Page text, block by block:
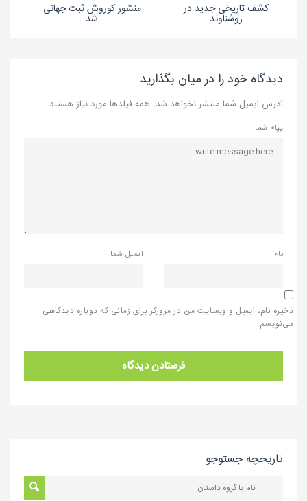
منشور کوروش ثبت جهانی
شد
کشف تاریخی جدید در
روشناوند
دیدگاه خود را در میان بگذارید
آدرس ایمیل شما منتشر نخواهد شد. همه فیلدها مورد نیاز هستند
پیام شما
نام ایمیل شما
ذخیره نام، ایمیل و وبسایت من در مرورگر برای زمانی که دوباره دیدگاهی
می‌نویسم.
تاریخچه جستوجو